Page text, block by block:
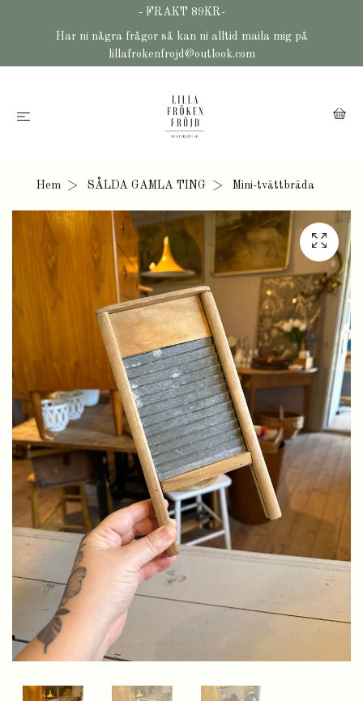
- FRAKT 89KR-
Har ni några frågor så kan ni alltid maila mig på
lillafrokenfrojd@outlook.com
Hem SÅLDA GAMLA TING Mini-tvättbräda